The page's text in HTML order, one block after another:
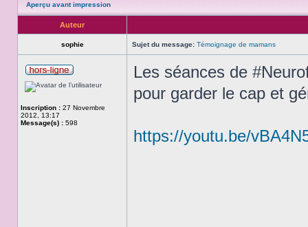
Aperçu avant impression
Auteur
sophie Sujet du message: Témoignage de mamans
Inscription : 27 Novembre
2012, 13:17
Message(s) : 598
Les séances de
pour garder le cap et
https://youtu.be/